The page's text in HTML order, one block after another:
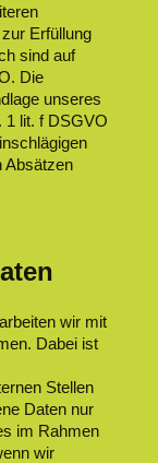
Erfüllung
sind auf
Die
unseres
1 lit. f DSGVO
Absätzen
wir mit
Dabei ist
Stellen
Daten nur
im Rahmen
wir